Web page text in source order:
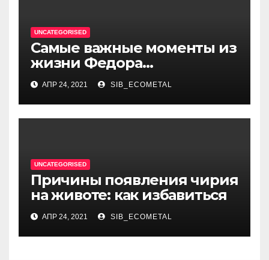
UNCATEGORISED
Самые важные моменты из
жизни Федора
Достоевского — от детства
и становления писателя до
трагических событий и
восхождения на
АПР 24, 2021 SIB_ECOMETAL
UNCATEGORISED
Причины появления чирия
на животе: как избавиться
АПР 24, 2021 SIB_ECOMETAL